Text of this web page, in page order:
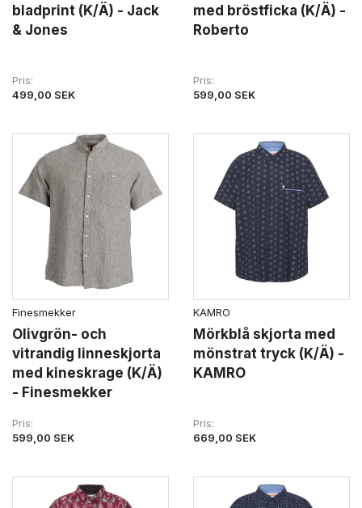
bladprint (K/Ä) - Jack
& Jones
Pris
499,00 SEK
med bröstficka (K/Ä) -
Roberto
Pris
599,00 SEK
Finesmekker
Olivgrön- och
vitrandig linneskjorta
med kineskrage (K/Ä)
- Finesmekker
Pris
599,00 SEK
KAMRO
Mörkblå skjorta med
mönstrat tryck (K/Ä) -
KAMRO
Pris
669,00 SEK